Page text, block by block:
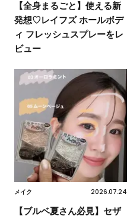
【全身まるごと】使える新
発想♡レイフズ ホールボデ
ィ フレッシュスプレーをレ
ビュー
メイク 2026.07.24
【ブルベ夏さん必見】セザ